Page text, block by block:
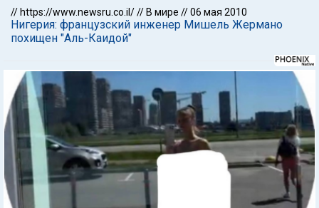
// https://www.newsru.co.il/// В мире //06 мая 2010
Нигерия: французский инженер Мишель Жермано
похищен "Аль-Каидой"